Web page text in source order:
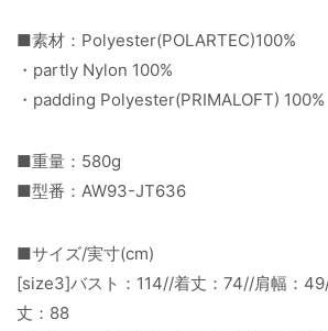
■素材：Polyester(POLARTEC)100%
・partly Nylon 100%
・padding Polyester(PRIMALOFT) 100%
■重量：580g
■型番：AW93-JT636
■サイズ/実寸(cm)
[size3]バスト：114//着丈：74//肩幅：
丈：88